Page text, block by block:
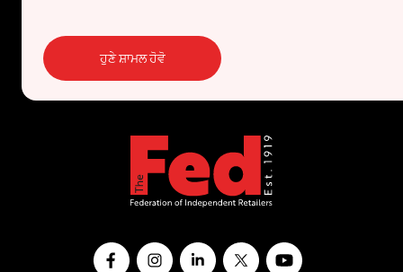
ਹੁਣੇ ਸ਼ਾਮਲ ਹੋਵੋ